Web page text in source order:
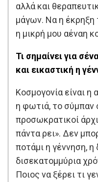
αλλά και
μάγων. Να η έκρηξη
η μικρή μου αέναη
Τι σημαίνει για
και εικαστική η
Κοσμογονία είναι η
η φωτιά, το σύμπαν
προσωκρατικοί
πάντα ρει». Δεν
ποτάμι η γέννηση,
δισεκατομμύρια
Ποιος να ξέρει τι